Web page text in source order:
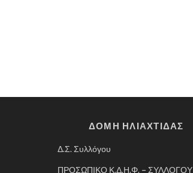
ΔΟΜΗ ΗΛΙΑΧΤΙΔΑΣ
Δ.Σ. Συλλόγου
ΠΡΟΣΩΠΙΚΟ Κ.Δ.Η.Φ. – ΣΥΛΛΟΓΟΥ